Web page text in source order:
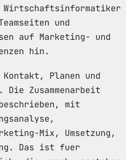
und
auf Marketing- und
hin.
Planen und
Zusammenarbeit
mit
Mix, Umsetzung,
Das ist fuer